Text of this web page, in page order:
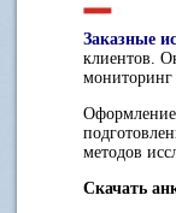
Заказные
клиентов.
Оформление
методов
Скачать